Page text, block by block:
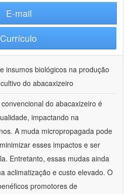
E-mail
Currículo
insumos biológicos na produção
do abacaxizeiro
do abacaxizeiro é
impactando na
A muda micropropagada pode
esses impactos e ser
Entretanto, essas mudas ainda
aclimatização e custo elevado. O
promotores de